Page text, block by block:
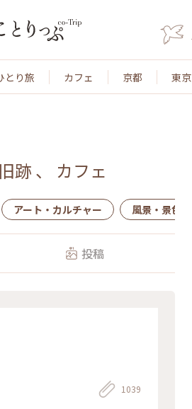
とり旅 カフェ 京都 東京
跡 、 カフェ
アート・カルチャー 風景・景色
投稿
1039